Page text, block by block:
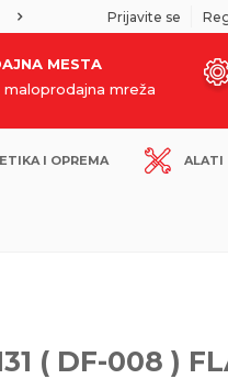
SIGURNO PLAĆANJE
Prijavite se
MESTA
maloprodajna mreža
I OPREMA ALATI
( DF-008 )